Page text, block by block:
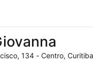
134 - Centro,